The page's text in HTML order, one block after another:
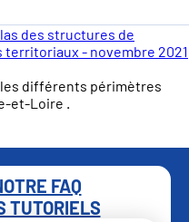
des structures de
- novembre 2021
différents périmètres
et-Loire .
FAQ
TUTORIELS